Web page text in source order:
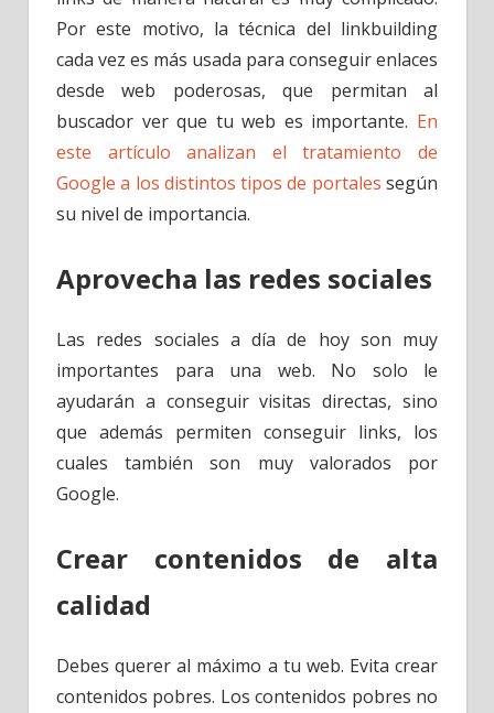
Por este motivo, la técnica del linkbuilding
cada vez es más usada para conseguir enlaces
desde web poderosas, que permitan al
buscador ver que tu web es importante. En
este artículo analizan el tratamiento de
Google a los distintos tipos de portales según
su nivel de importancia.
Aprovecha las redes sociales
Las redes sociales a día de hoy son muy
importantes para una web. No solo le
ayudarán a conseguir visitas directas, sino
que además permiten conseguir links, los
cuales también son muy valorados por
Google.
Crear contenidos de alta
calidad
Debes querer al máximo a tu web. Evita crear
contenidos pobres. Los contenidos pobres no